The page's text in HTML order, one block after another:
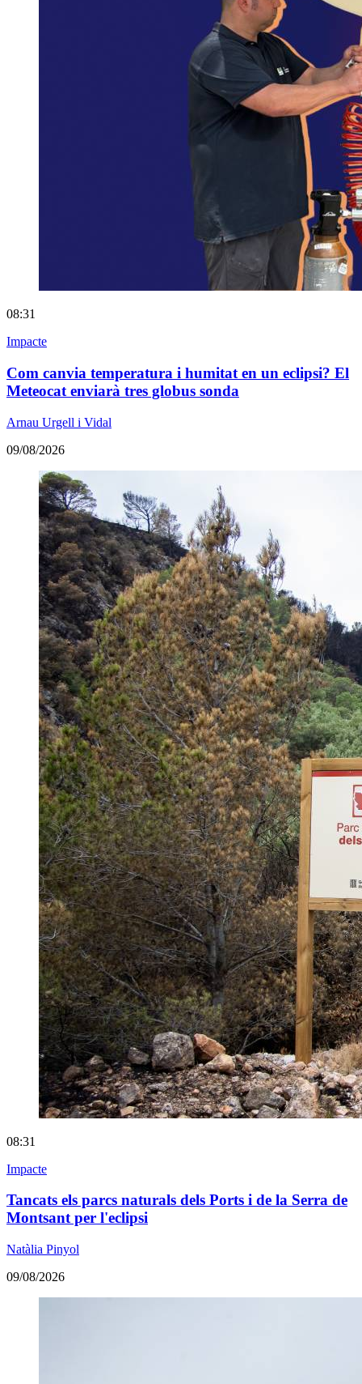
08:31
Impacte
Com canvia temperatura i humitat en un eclipsi? El
Meteocat enviarà tres globus sonda
Arnau Urgell i Vidal
09/08/2026
08:31
Impacte
Tancats els parcs naturals dels Ports i de la Serra de
Montsant per l'eclipsi
Natàlia Pinyol
09/08/2026